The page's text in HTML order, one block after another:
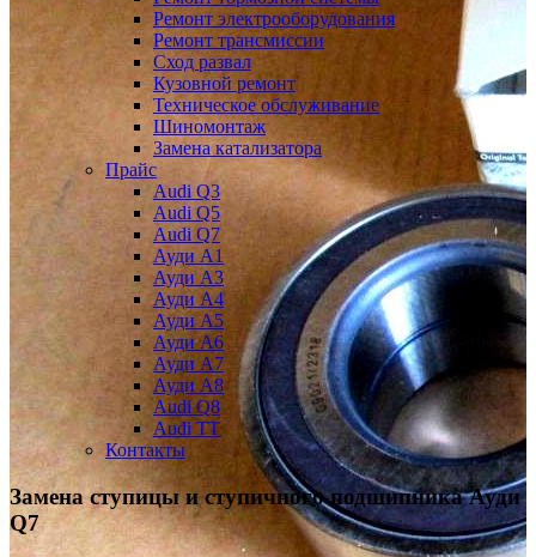
Ремонт электрооборудования
Ремонт трансмиссии
Сход развал
Кузовной ремонт
Техническое обслуживание
Шиномонтаж
Замена катализатора
Прайс
Audi Q3
Audi Q5
Audi Q7
Ауди А1
Ауди А3
Ауди А4
Ауди A5
Ауди А6
Ауди А7
Ауди A8
Audi Q8
Audi TT
Контакты
Замена ступицы и ступичного подшипникаАуди
Q7